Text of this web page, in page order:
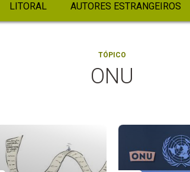
LITORAL AUTORES ESTRANGEIROS
TÓPICO
ONU